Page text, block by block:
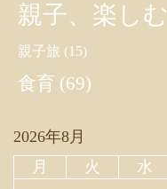
親子、楽しむ
親子旅 (15)
食育 (69)
2026年8月
月
火 水